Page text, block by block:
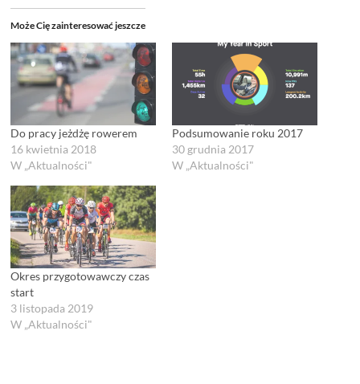
Może Cię zainteresować jeszcze
Do pracy jeżdżę rowerem
16 kwietnia 2018
W „Aktualności"
Podsumowanie roku 2017
30 grudnia 2017
W „Aktualności"
Okres przygotowawczy czas
start
3 listopada 2019
W „Aktualności"